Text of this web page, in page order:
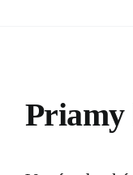
Priamy